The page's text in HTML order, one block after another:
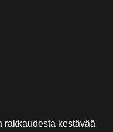
rakkaudesta kestävää